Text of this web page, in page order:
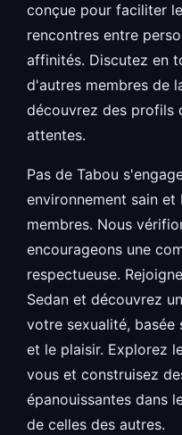
conçue pour faciliter
rencontres entre
affinités. Discutez en
d'autres membres de
découvrez des profils
attentes.
Pas de Tabou
environnement sain
membres. Nous
encourageons une
respectueuse.
Sedan et découvrez
votre sexualité,
et le plaisir. Explorez
vous et construisez
épanouissantes dans
de celles des autres.